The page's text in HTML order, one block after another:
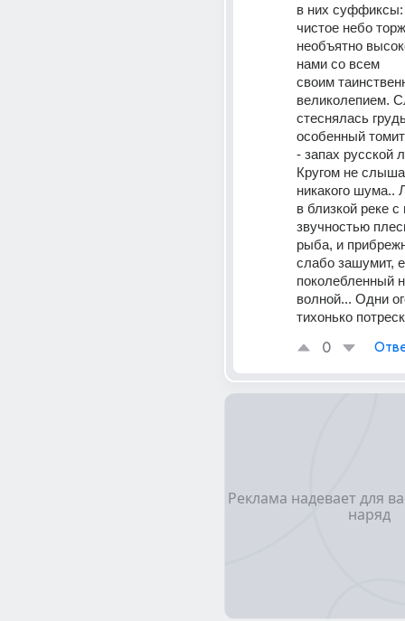
в них
чистое небо
необъятно
нами со всем
своим
великолепием.
стеснялась
особенный
- запах русской
Кругом не
никакого шума..
в близкой реке с
звучностью
рыба, и
слабо зашумит,
поколебленный
волной... Одни
тихонько
0